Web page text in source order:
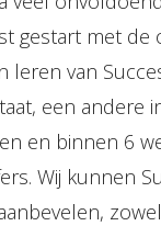
gestart met de
leren van
een andere
en binnen 6
Wij kunnen